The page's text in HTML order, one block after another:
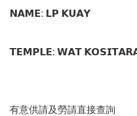
𝗡𝗔𝗠𝗘: 𝗟𝗣 𝗞𝗨𝗔𝗬
𝗧𝗘𝗠𝗣𝗟𝗘: 𝗪𝗔𝗧
有意供請及勞請直接查詢